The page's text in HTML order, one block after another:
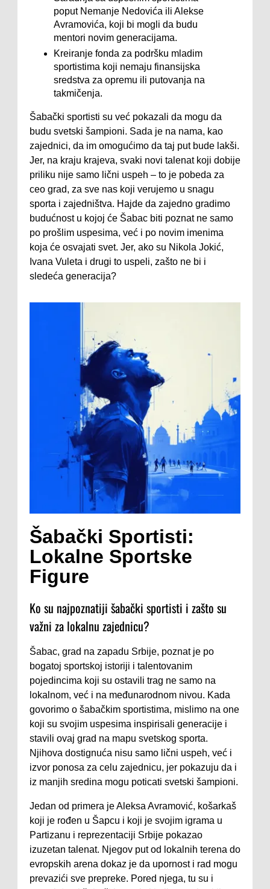
poput Nemanje Nedovića ili Alekse
Avramovića, koji bi mogli da budu
mentori novim generacijama.
Kreiranje fonda za podršku mladim
sportistima koji nemaju finansijska
sredstva za opremu ili putovanja na
takmičenja.
Šabački sportisti su već pokazali da mogu da
budu svetski šampioni. Sada je na nama, kao
zajednici, da im omogućimo da taj put bude lakši.
Jer, na kraju krajeva, svaki novi talenat koji dobije
priliku nije samo lični uspeh – to je pobeda za
ceo grad, za sve nas koji verujemo u snagu
sporta i zajedništva. Hajde da zajedno gradimo
budućnost u kojoj će Šabac biti poznat ne samo
po prošlim uspesima, već i po novim imenima
koja će osvajati svet. Jer, ako su Nikola Jokić,
Ivana Vuleta i drugi to uspeli, zašto ne bi i
sledeća generacija?
Šabački Sportisti:
Lokalne Sportske
Figure
Ko su najpoznatiji šabački sportisti i zašto su
važni za lokalnu zajednicu?
Šabac, grad na zapadu Srbije, poznat je po
bogatoj sportskoj istoriji i talentovanim
pojedincima koji su ostavili trag ne samo na
lokalnom, već i na međunarodnom nivou. Kada
govorimo o šabačkim sportistima, mislimo na one
koji su svojim uspesima inspirisali generacije i
stavili ovaj grad na mapu svetskog sporta.
Njihova dostignuća nisu samo lični uspeh, već i
izvor ponosa za celu zajednicu, jer pokazuju da i
iz manjih sredina mogu poticati svetski šampioni.
Jedan od primera je Aleksa Avramović, košarkaš
koji je rođen u Šapcu i koji je svojim igrama u
Partizanu i reprezentaciji Srbije pokazao
izuzetan talenat. Njegov put od lokalnih terena do
evropskih arena dokaz je da upornost i rad mogu
prevazići sve prepreke. Pored njega, tu su i